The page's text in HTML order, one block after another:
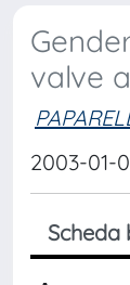
valve
2003-01-
Scheda